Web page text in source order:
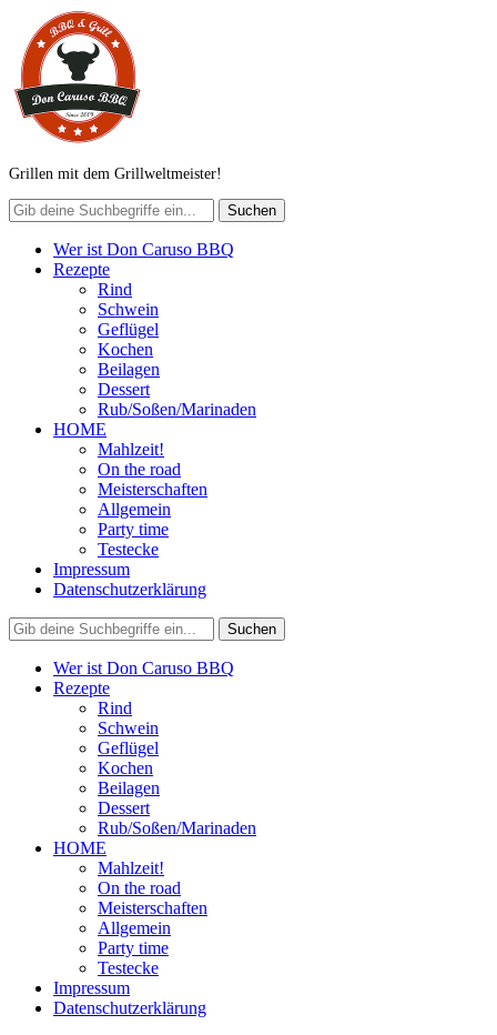
Grillen mit dem Grillweltmeister!
Wer ist Don Caruso BBQ
Rezepte
Rind
Schwein
Geflügel
Kochen
Beilagen
Dessert
Rub/Soßen/Marinaden
HOME
Mahlzeit!
On the road
Meisterschaften
Allgemein
Party time
Testecke
Impressum
Datenschutzerklärung
Wer ist Don Caruso BBQ
Rezepte
Rind
Schwein
Geflügel
Kochen
Beilagen
Dessert
Rub/Soßen/Marinaden
HOME
Mahlzeit!
On the road
Meisterschaften
Allgemein
Party time
Testecke
Impressum
Datenschutzerklärung